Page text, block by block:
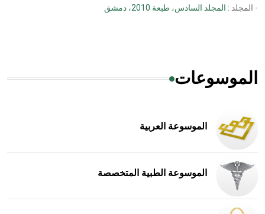
- المجلد : المجلد السادس، طبعة 2010، دمشق
الموسوعات
الموسوعة العربية
الموسوعة الطبية المتخصصة